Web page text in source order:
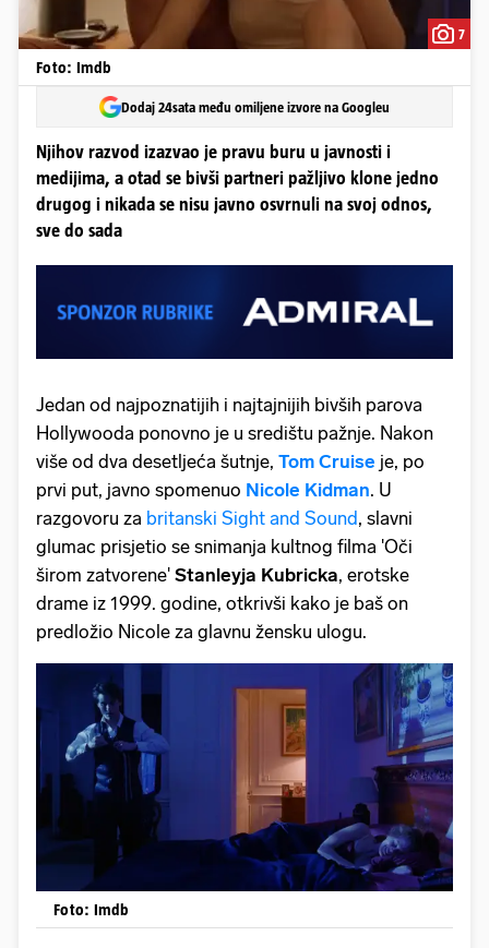
7
Foto: Imdb
Dodaj 24sata među omiljene izvore na Googleu
Njihov razvod izazvao je pravu buru u javnosti i
medijima, a otad se bivši partneri pažljivo klone jedno
drugog i nikada se nisu javno osvrnuli na svoj odnos,
sve do sada
Jedan od najpoznatijih i najtajnijih bivših parova
Hollywooda ponovno je u središtu pažnje. Nakon
više od dva desetljeća šutnje, Tom Cruise je, po
prvi put, javno spomenuo Nicole Kidman. U
razgovoru za britanski Sight and Sound, slavni
glumac prisjetio se snimanja kultnog filma 'Oči
širom zatvorene' Stanleyja Kubricka, erotske
drame iz 1999. godine, otkrivši kako je baš on
predložio Nicole za glavnu žensku ulogu.
Foto: Imdb